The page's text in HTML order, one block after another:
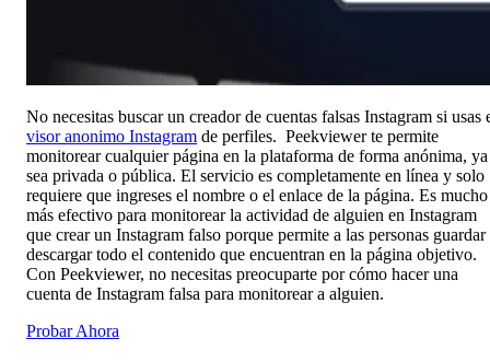
No necesitas buscar un creador de cuentas falsas Instagram si usas
visor anonimo Instagram de perfiles. Peekviewer te permite
monitorear cualquier página en la plataforma de forma anónima, ya
sea privada o pública. El servicio es completamente en línea y solo
requiere que ingreses el nombre o el enlace de la página. Es mucho
más efectivo para monitorear la actividad de alguien en Instagram
que crear un Instagram falso porque permite a las personas guardar
descargar todo el contenido que encuentran en la página objetivo.
Con Peekviewer, no necesitas preocuparte por cómo hacer una
cuenta de Instagram falsa para monitorear a alguien.
Probar Ahora